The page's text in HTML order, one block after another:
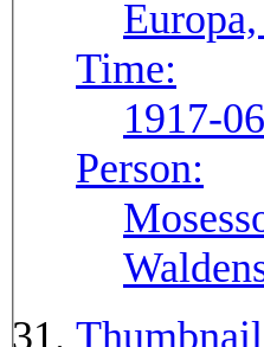
Time:
1917-
Person:
Thumbnail